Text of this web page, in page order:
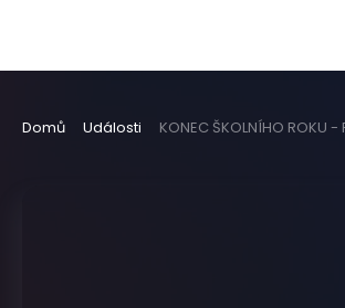
Domů Události KONEC ŠKOLNÍHO ROKU -